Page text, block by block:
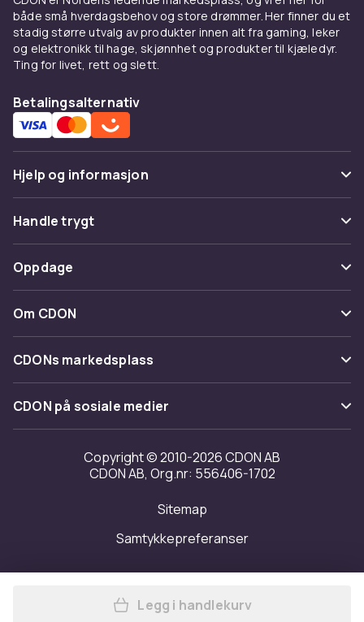
både små hverdagsbehov og store drømmer. Her finner du et
stadig større utvalg av produkter innen alt fra gaming, leker
og elektronikk til hage, skjønnhet og produkter til kjæledyr.
Ting for livet, rett og slett.
Betalingsalternativ
Hjelp og informasjon
Vanlige spørsmål
Spor pakke
Angre & returner her
Kontakt oss
Handle trygt
Betaling
Levering
Tilbakekallinger
Oppdage
Kategorier
Varemerker
Om CDON
Om oss
Kundeanmeldelser
Jobbe på CDON
Investor relations
Tilgjengelighet
CDONs markedsplass
Merchant Help Center
CDON på sosiale medier
Copyright © 2010-2026 CDON AB
CDON AB, Org.nr: 556406-1702
Sitemap
Samtykkepreferanser
Legg Perspektiver på
Legg i handlekurv